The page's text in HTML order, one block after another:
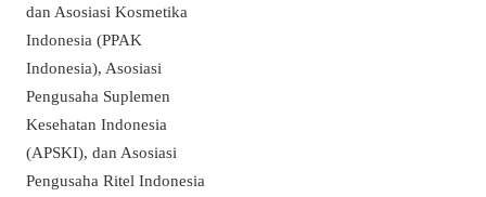
dan Asosiasi Kosmetika
Indonesia (PPAK
Indonesia), Asosiasi
Pengusaha Suplemen
Kesehatan Indonesia
(APSKI), dan Asosiasi
Pengusaha Ritel Indonesia